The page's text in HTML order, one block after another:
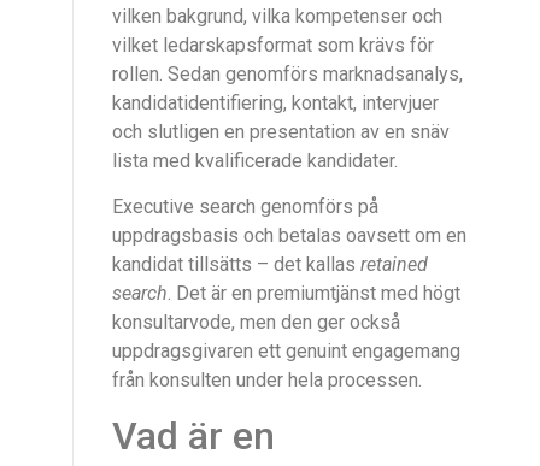
vilken bakgrund, vilka kompetenser och
vilket ledarskapsformat som krävs för
rollen. Sedan genomförs marknadsanalys,
kandidatidentifiering, kontakt, intervjuer
och slutligen en presentation av en snäv
lista med kvalificerade kandidater.
Executive search genomförs på
uppdragsbasis och betalas oavsett om en
kandidat tillsätts – det kallas retained
search. Det är en premiumtjänst med högt
konsultarvode, men den ger också
uppdragsgivaren ett genuint engagemang
från konsulten under hela processen.
Vad är en